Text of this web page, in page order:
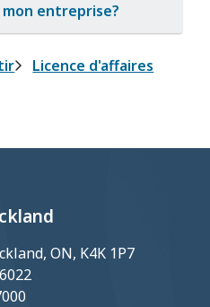
entreprise?
Licence d'affaires
ON, K4K 1P7